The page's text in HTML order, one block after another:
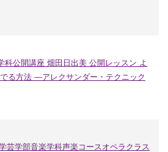
科公開講座 畑田日出美 公開レッスン よ
る方法 ―アレクサンダー・テクニック
芸学部音楽学科声楽コースオペラクラス